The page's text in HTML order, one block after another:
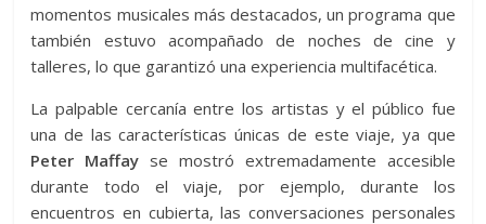
momentos musicales más destacados, un programa que
también estuvo acompañado de noches de cine y
talleres, lo que garantizó una experiencia multifacética.
La palpable cercanía entre los artistas y el público fue
una de las características únicas de este viaje, ya que
Peter Maffay se mostró extremadamente accesible
durante todo el viaje, por ejemplo, durante los
encuentros en cubierta, las conversaciones personales